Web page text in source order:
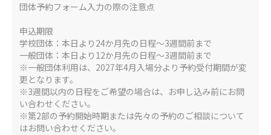
団体予約フォーム入力の際の注意点
申込期限
学校団体：本日より24か月先の日程～3週間前まで
一般団体：本日より12か月先の日程～3週間前まで
※一般団体利用は、2027年4月入場分より予約受付期間が変
更となります。
※3週間以内の日程をご希望の場合は、お申し込み前にお問
い合わせください。
※第2部の予約開始時期または先々の予約のご相談について
はお問い合わせください。